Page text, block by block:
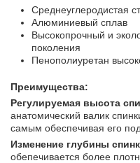
Среднеуглеродистая
Алюминиевый сплав
Высокопрочный и
поколения
Пенополиуретан
Преимущества:
Регулируемая высота
анатомический валик
самым обеспечивая его
Изменение глубины
обепечивается более